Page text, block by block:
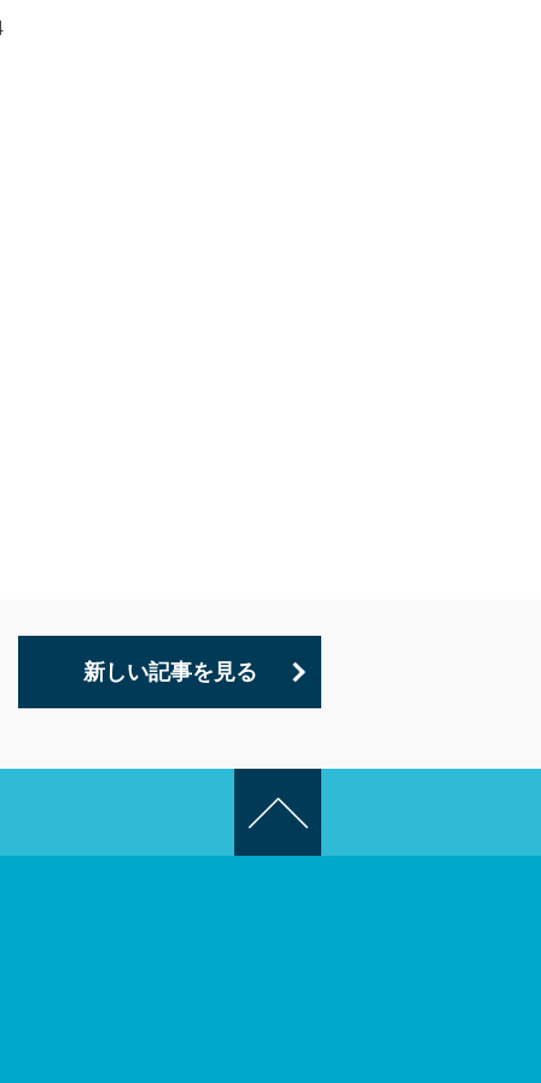
新しい記事を見る